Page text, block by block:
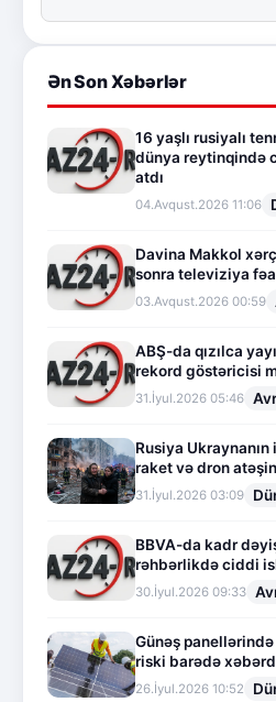
Ən Son Xəbərlər
16 yaşlı rusiyalı
dünya reytinqində
atdı
04.Avqust.2026 11:06
Davina Makkol
sonra televiziya
03.Avqust.2026 00:59
ABŞ-da qızılca
rekord göstəricisi
31.İyul.2026 05:46
Rusiya
raket və dron
31.İyul.2026 03:09
BBVA-da kadr
rəhbərlikdə ciddi
30.İyul.2026 09:33
Günəş
riski barədə
26.İyul.2026 10:52